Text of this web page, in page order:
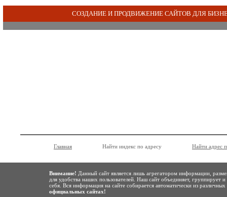
СОЗДАНИЕ И ПРОДВИЖЕНИЕ САЙТОВ ДЛЯ
Главная Найти индекс по адресу Найти адрес
Внимание! Данный сайт является лишь агрегатором информации,
для удобства наших пользователей. Наш сайт объединяет,
себя. Вся информация на сайте собирается автоматически из
официальных сайтах!